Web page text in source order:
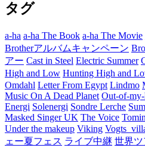
ゴ
リ
ー
タグ
a-ha a-ha The Book a-ha The Movie
Brotherアルバムキャンペーン
アー Cast in Steel Electric Summer
High and Low Hunting High and
Omdahl Letter From Egypt Lindmo
Music On A Dead Planet Out-of-my-
Energi Solenergi Sondre Lerche
Masked Singer UK The Voice
Under the makeup Viking
ェー夏フェス ライブ中継 世界ツ